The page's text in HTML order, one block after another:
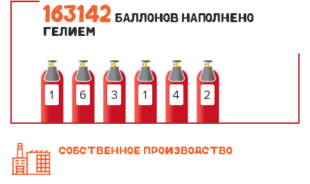
163142 БАЛЛОНОВ НАПОЛНЕНО
ГЕЛИЕМ
1 6 3 1 4 2
СОБСТВЕННОЕ ПРОИЗВОДСТВО